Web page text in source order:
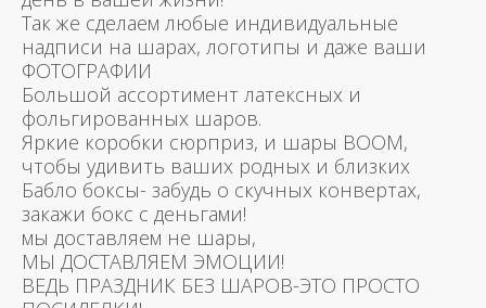
Так же сделаем любые индивидуальные
надписи на шарах, логотипы и даже ваши
ФОТОГРАФИИ
Большой ассортимент латексных и
фольгированных шаров.
Яркие коробки сюрприз, и шары BOOM,
чтобы удивить ваших родных и близких
Бабло боксы- забудь о скучных конвертах,
закажи бокс с деньгами!
мы доставляем не шары,
МЫ ДОСТАВЛЯЕМ ЭМОЦИИ!
ВЕДЬ ПРАЗДНИК БЕЗ ШАРОВ-ЭТО ПРОСТО